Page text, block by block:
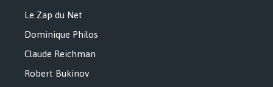
Le Zap du Net
Dominique Philos
Claude Reichman
Robert Bukinov